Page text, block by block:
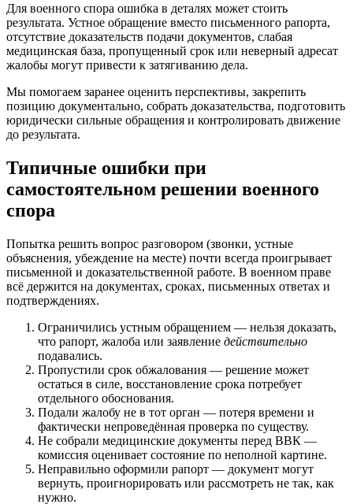
Для военного спора ошибка в деталях может стоить
результата. Устное обращение вместо письменного рапорта,
отсутствие доказательств подачи документов, слабая
медицинская база, пропущенный срок или неверный адресат
жалобы могут привести к затягиванию дела.
Мы помогаем заранее оценить перспективы, закрепить
позицию документально, собрать доказательства, подготовить
юридически сильные обращения и контролировать движение
до результата.
Типичные ошибки при
самостоятельном решении военного
спора
Попытка решить вопрос разговором (звонки, устные
объяснения, убеждение на месте) почти всегда проигрывает
письменной и доказательственной работе. В военном праве
всё держится на документах, сроках, письменных ответах и
подтверждениях.
Ограничились устным обращением — нельзя доказать,
что рапорт, жалоба или заявление действительно
подавались.
Пропустили срок обжалования — решение может
остаться в силе, восстановление срока потребует
отдельного обоснования.
Подали жалобу не в тот орган — потеря времени и
фактически непроведённая проверка по существу.
Не собрали медицинские документы перед ВВК —
комиссия оценивает состояние по неполной картине.
Неправильно оформили рапорт — документ могут
вернуть, проигнорировать или рассмотреть не так, как
нужно.